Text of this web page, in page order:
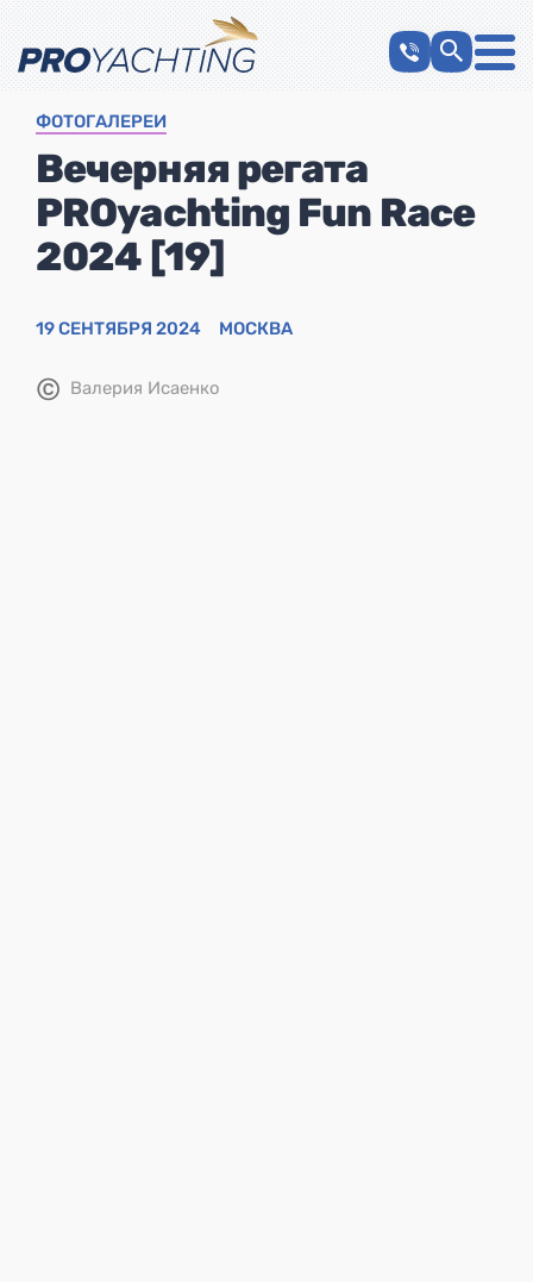
ФОТОГАЛЕРЕИ
Вечерняя регата
PROyachting Fun Race
2024 [19]
19 СЕНТЯБРЯ 2024 МОСКВА
© Валерия Исаенко